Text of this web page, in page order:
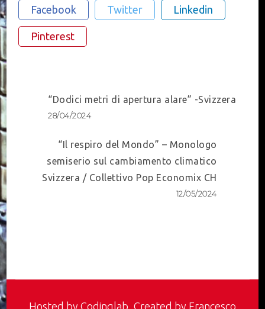
Facebook Twitter Linkedin
Pinterest
Post
Navigation
“Dodici metri di apertura alare” -Svizzera
28/04/2024
“Il respiro del Mondo” – Monologo
semiserio sul cambiamento climatico
Svizzera / Collettivo Pop Economix CH
12/05/2024
Hosted by Codinglab , Created by Francesco